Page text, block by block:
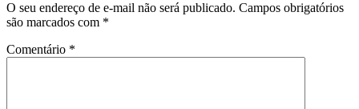
O seu endereço de e-mail não será publicado. Campos obrigatórios
são marcados com *
Comentário *